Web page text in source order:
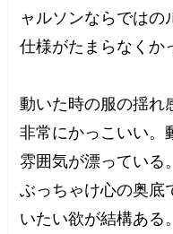
ャルソンならではの
仕様がたまらなくか
動いた時の服の揺れ
非常にかっこいい。
雰囲気が漂っている。
ぶっちゃけ心の奥底
いたい欲が結構ある。